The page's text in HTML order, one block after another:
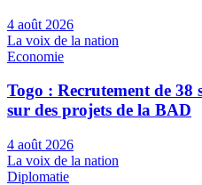
4 août 2026
La voix de la nation
Economie
Togo : Recrutement de 38
sur des projets de la BAD
4 août 2026
La voix de la nation
Diplomatie